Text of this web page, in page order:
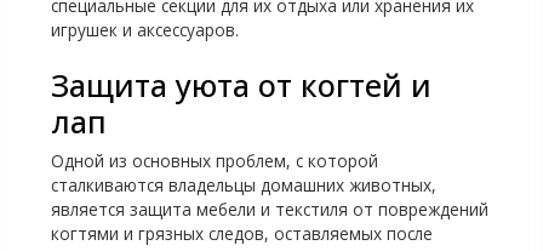
специальные секции для их отдыха или хранения их
игрушек и аксессуаров.
Защита уюта от когтей и
лап
Одной из основных проблем, с которой
сталкиваются владельцы домашних животных,
является защита мебели и текстиля от повреждений
когтями и грязных следов, оставляемых после